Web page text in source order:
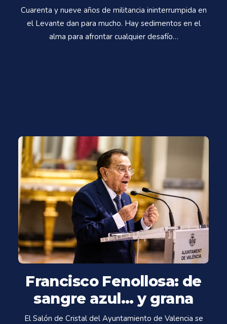
Cuarenta y nueve años de militancia ininterrumpida en
el Levante dan para mucho. Hay sedimentos en el
alma para afrontar cualquier desafío…
Francisco Fenollosa: de
sangre azul… y grana
El Salón de Cristal del Ayuntamiento de Valencia se